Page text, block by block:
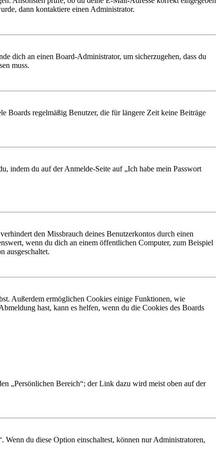
dann kontaktiere einen Administrator.
dich an einen Board-Administrator, um sicherzugehen, dass du
muss.
Boards regelmäßig Benutzer, die für längere Zeit keine Beiträge
indem du auf der Anmelde-Seite auf „Ich habe mein Passwort
den Missbrauch deines Benutzerkontos durch einen
wenn du dich an einem öffentlichen Computer, zum Beispiel
ausgeschaltet.
Außerdem ermöglichen Cookies einige Funktionen, wie
hast, kann es helfen, wenn du die Cookies des Boards
„Persönlichen Bereich“; der Link dazu wird meist oben auf der
du diese Option einschaltest, können nur Administratoren,